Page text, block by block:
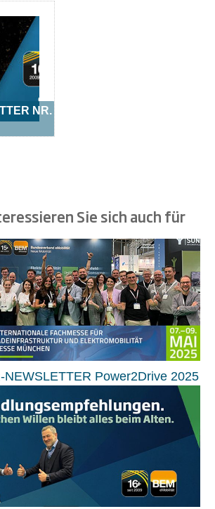
NR.
Sie sich auch für
NEWSLETTER Power2Drive 2025